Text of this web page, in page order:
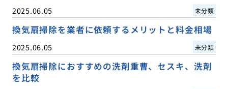
2025.06.05 未分類
換気扇掃除を業者に依頼するメリットと料金相場
2025.06.05 未分類
換気扇掃除におすすめの洗剤重曹、セスキ、洗剤
を比較